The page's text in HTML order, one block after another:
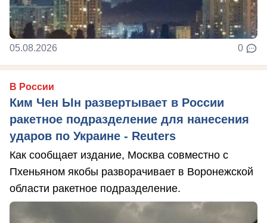
05.08.2026 0
В России
Ким Чен Ын развертывает в России
ракетное подразделение для нанесения
ударов по Украине - Reuters
Как сообщает издание, Москва совместно с
Пхеньяном якобы разворачивает в Воронежской
области ракетное подразделение.